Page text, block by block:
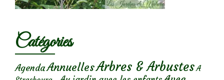
Catégories
AgendaAnnuellesArbres & Arbustes A